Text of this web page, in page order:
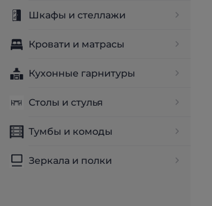
Шкафы и стеллажи
Кровати и матрасы
Кухонные гарнитуры
Столы и стулья
Тумбы и комоды
Зеркала и полки